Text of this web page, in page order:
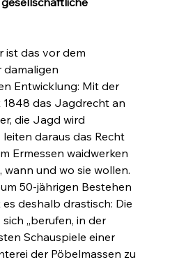
ist das vor dem
damaligen
Entwicklung: Mit der
das Jagdrecht an
die Jagd wird
daraus das Recht
Ermessen waidwerken
wann und wo sie wollen.
50-jährigen Bestehen
deshalb drastisch: Die
„berufen, in der
Schauspiele einer
der Pöbelmassen zu